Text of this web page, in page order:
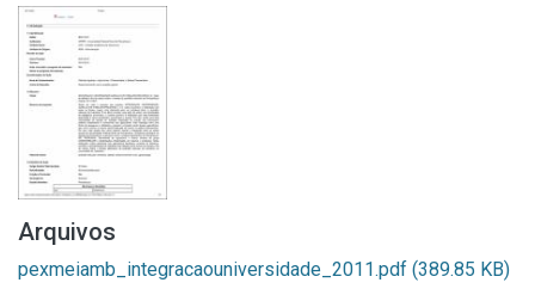
Arquivos
pexmeiamb_integracaouniversidade_2011.pdf (389.85 KB)